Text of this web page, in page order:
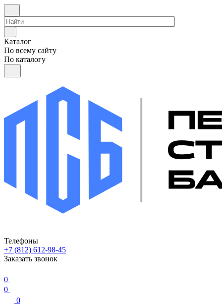
Каталог
По всему сайту
По каталогу
Телефоны
+7 (812) 612-98-45
Заказать звонок
0
0
0